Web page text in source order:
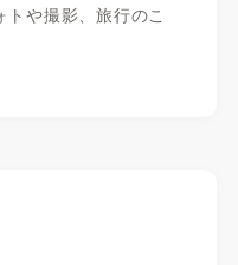
や撮影、旅行のこ